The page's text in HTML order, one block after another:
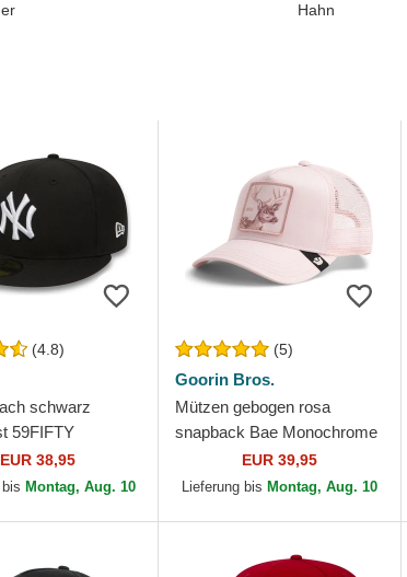
Hahn
(4.8)
schwarz
59FIFTY
der New York
MLB von New Era
EUR 38,95
Montag, Aug. 10
(5)
Goorin Bros.
Mützen gebogen rosa
snapback Bae Monochrome
The Farm Goorin Bros.
EUR 39,95
Lieferung bis Montag, Aug. 10